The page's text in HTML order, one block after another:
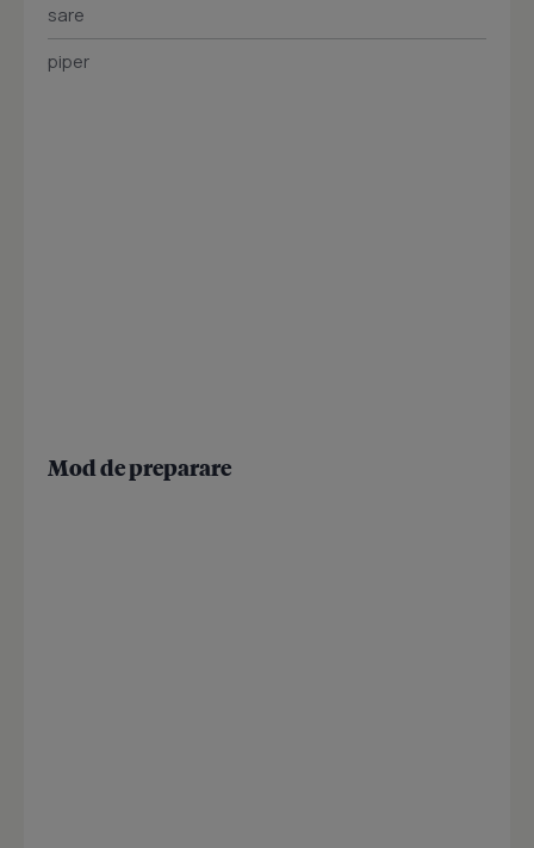
sare
piper
Mod de preparare